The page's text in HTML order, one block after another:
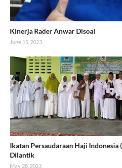
Kinerja Rader Anwar Disoal
June 15, 2023
Ikatan Persaudaraan Haji Indonesia
Dilantik
May 28, 2023